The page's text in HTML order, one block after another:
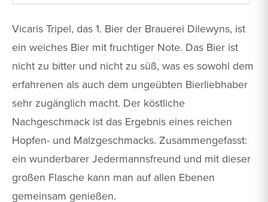
Vicaris Tripel, das 1. Bier der Brauerei Dilewyns, ist
ein weiches Bier mit fruchtiger Note. Das Bier ist
nicht zu bitter und nicht zu süß, was es sowohl dem
erfahrenen als auch dem ungeübten Bierliebhaber
sehr zugänglich macht. Der köstliche
Nachgeschmack ist das Ergebnis eines reichen
Hopfen- und Malzgeschmacks. Zusammengefasst:
ein wunderbarer Jedermannsfreund und mit dieser
großen Flasche kann man auf allen Ebenen
gemeinsam genießen.